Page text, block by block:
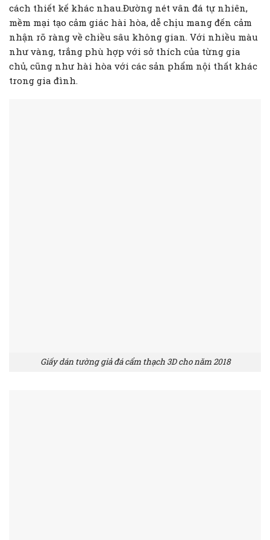
cách thiết kế khác nhau.Đường nét vân đá tự nhiên,
mềm mại tạo cảm giác hài hòa, dễ chịu mang đến cảm
nhận rõ ràng về chiều sâu không gian. Với nhiều màu
như vàng, trắng phù hợp với sở thích của từng gia
chủ, cũng như hài hòa với các sản phẩm nội thất khác
trong gia đình.
Giấy dán tường giả đá cẩm thạch 3D cho năm 2018